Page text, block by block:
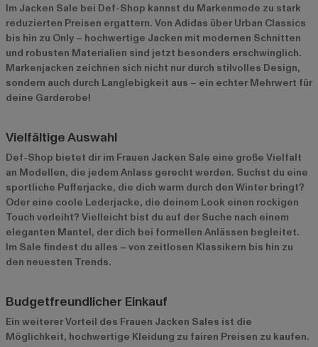
Im Jacken Sale bei Def-Shop kannst du Markenmode zu stark
reduzierten Preisen ergattern. Von Adidas über Urban Classics
bis hin zu Only – hochwertige Jacken mit modernen Schnitten
und robusten Materialien sind jetzt besonders erschwinglich.
Markenjacken zeichnen sich nicht nur durch stilvolles Design,
sondern auch durch Langlebigkeit aus – ein echter Mehrwert für
deine Garderobe!
Vielfältige Auswahl
Def-Shop bietet dir im Frauen Jacken Sale eine große Vielfalt
an Modellen, die jedem Anlass gerecht werden. Suchst du eine
sportliche Pufferjacke, die dich warm durch den Winter bringt?
Oder eine coole Lederjacke, die deinem Look einen rockigen
Touch verleiht? Vielleicht bist du auf der Suche nach einem
eleganten Mantel, der dich bei formellen Anlässen begleitet.
Im Sale findest du alles – von zeitlosen Klassikern bis hin zu
den neuesten Trends.
Budgetfreundlicher Einkauf
Ein weiterer Vorteil des Frauen Jacken Sales ist die
Möglichkeit, hochwertige Kleidung zu fairen Preisen zu kaufen.